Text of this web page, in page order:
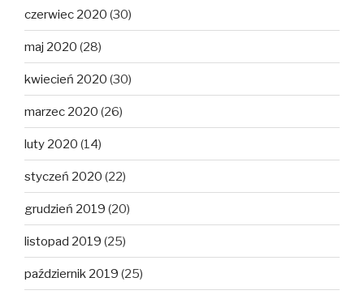
czerwiec 2020 (30)
maj 2020 (28)
kwiecień 2020 (30)
marzec 2020 (26)
luty 2020 (14)
styczeń 2020 (22)
grudzień 2019 (20)
listopad 2019 (25)
październik 2019 (25)